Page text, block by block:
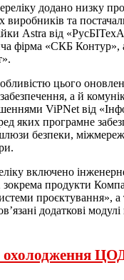
додано низку
виробників та
Astra від
фірма «СКБ Контур»,
цього
а й
ViPNet від
яких програмне
безпеки,
включено
зокрема продукти
проєктування»,
додаткові
охолодження